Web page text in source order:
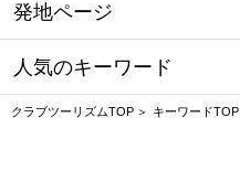
発地ページ
人気のキーワード
クラブツーリズムTOP キーワードTOP